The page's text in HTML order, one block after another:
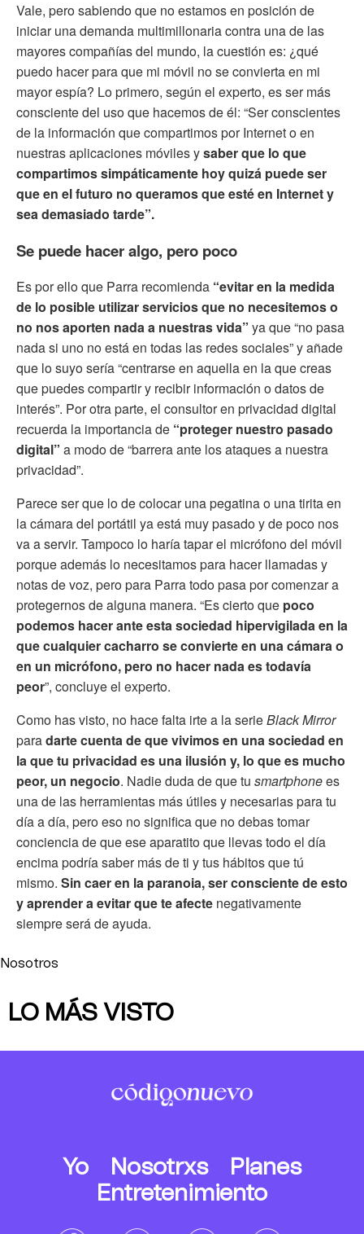
Vale, pero sabiendo que no estamos en posición de
iniciar una demanda multimillonaria contra una de las
mayores compañías del mundo, la cuestión es: ¿qué
puedo hacer para que mi móvil no se convierta en mi
mayor espía? Lo primero, según el experto, es ser más
consciente del uso que hacemos de él: “Ser conscientes
de la información que compartimos por Internet o en
nuestras aplicaciones móviles ysaber que lo que
compartimos simpáticamente hoy quizá puede ser
que en el futuro no queramos que esté en Internet y
sea demasiado tarde”.
Se puede hacer algo, pero poco
Es por ello que Parra recomienda “evitar en la medida
de lo posible utilizar servicios que no necesitemos o
no nos aporten nada a nuestras vida” ya que “no pasa
nada si uno no está en todas las redes sociales” y añade
que lo suyo sería “centrarse en aquella en la que creas
que puedes compartir y recibir información o datos de
interés”. Por otra parte, el consultor en privacidad digital
recuerda la importancia de “proteger nuestro pasado
digital” a modo de “barrera ante los ataques a nuestra
privacidad”.
Parece ser que lo de colocar una pegatina o una tirita en
la cámara del portátil ya está muy pasado y de poco nos
va a servir. Tampoco lo haría tapar el micrófono del móvil
porque además lo necesitamos para hacer llamadas y
notas de voz, pero para Parra todo pasa por comenzar a
protegernos de alguna manera. “Es cierto que poco
podemos hacer ante esta sociedad hipervigilada en la
que cualquier cacharro se convierte en una cámara o
en un micrófono, pero no hacer nada es todavía
peor”, concluye el experto.
Como has visto, no hace falta irte a la serieBlack Mirror
paradarte cuenta de que vivimos en una sociedad en
la que tu privacidad es una ilusión y, lo que es mucho
peor, un negocio. Nadie duda de que tu smartphonees
una de las herramientas más útiles y necesarias para tu
día a día, pero eso no significa que no debas tomar
conciencia de que ese aparatito que llevas todo el día
encima podría saber más de ti y tus hábitos que tú
mismo. Sin caer en la paranoia, ser consciente de esto
y aprender a evitar que te afecte negativamente
siempre será de ayuda.
Nosotros
LO MÁS VISTO
Yo Nosotrxs
Planes
Entretenimiento